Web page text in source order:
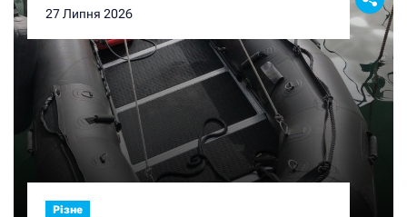
27 Липня 2026
Різне